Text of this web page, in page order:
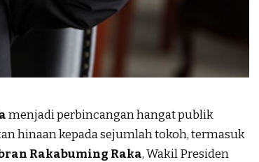
menjadi perbincangan hangat publik
hinaan kepada sejumlah tokoh, termasuk
Rakabuming Raka, Wakil Presiden